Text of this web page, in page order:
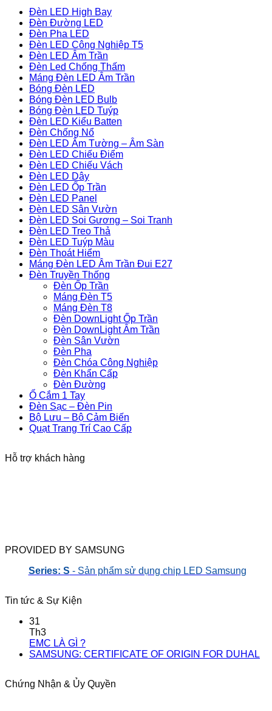
Đèn LED High Bay
Đèn Đường LED
Đèn Pha LED
Đèn LED Công Nghiệp T5
Đèn LED Âm Trần
Đèn Led Chống Thấm
Máng Đèn LED Âm Trần
Bóng Đèn LED
Bóng Đèn LED Bulb
Bóng Đèn LED Tuýp
Đèn LED Kiểu Batten
Đèn Chống Nổ
Đèn LED Âm Tường – Âm Sàn
Đèn LED Chiếu Điểm
Đèn LED Chiếu Vách
Đèn LED Dây
Đèn LED Ốp Trần
Đèn LED Panel
Đèn LED Sân Vườn
Đèn LED Soi Gương – Soi Tranh
Đèn LED Treo Thả
Đèn LED Tuýp Màu
Đèn Thoát Hiểm
Máng Đèn LED Âm Trần Đui E27
Đèn Truyền Thống
Đèn Ốp Trần
Máng Đèn T5
Máng Đèn T8
Đèn DownLight Ốp Trần
Đèn DownLight Âm Trần
Đèn Sân Vườn
Đèn Pha
Đèn Chóa Công Nghiệp
Đèn Khẩn Cấp
Đèn Đường
Ổ Cắm 1 Tay
Đèn Sạc – Đèn Pin
Bộ Lưu – Bộ Cảm Biến
Quạt Trang Trí Cao Cấp
Hỗ trợ khách hàng
PROVIDED BY SAMSUNG
Series: S - Sản phẩm sử dụng chip LED Samsung
Tin tức & Sự Kiện
31
Th3
EMC LÀ GÌ ?
SAMSUNG: CERTIFICATE OF ORIGIN FOR DUHAL
Chứng Nhận & Ủy Quyền